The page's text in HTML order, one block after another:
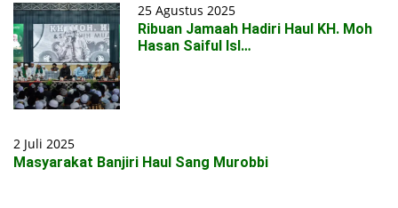
25 Agustus 2025
Ribuan Jamaah Hadiri Haul KH. Moh
Hasan Saiful Isl…
2 Juli 2025
Masyarakat Banjiri Haul Sang Murobbi